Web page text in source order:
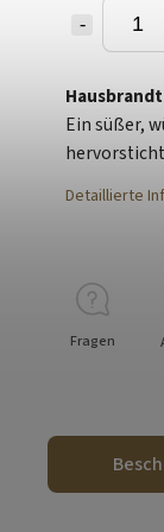
Ein süßer,
hervorsticht
Detaillierte
Fragen